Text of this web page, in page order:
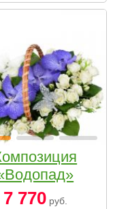
7 770руб.